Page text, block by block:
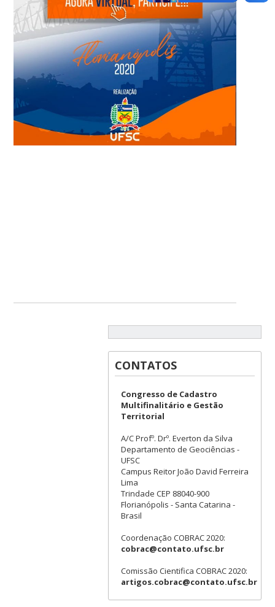
CONTATOS
Congresso de Cadastro
Multifinalitário e Gestão
Territorial
A/C Profº. Drº. Everton da Silva
Departamento de Geociências -
UFSC
Campus Reitor João David Ferreira
Lima
Trindade CEP 88040-900
Florianópolis - Santa Catarina -
Brasil
Coordenação COBRAC 2020:
cobrac@contato.ufsc.br
Comissão Cientifica COBRAC 2020:
artigos.cobrac@contato.ufsc.br